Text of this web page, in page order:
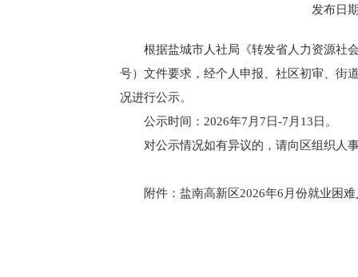
发布日
根据盐城市人社局《转发省人力资源社
号）文件要求，经个人申报、社区初审、街
况进行公示。
公示时间：2026年7月7日-7月13日。
对公示情况如有异议的，请向区组织人
附件： 盐南高新区2026年6月份就业困